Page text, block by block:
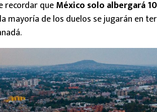
recordar queMéxico solo albergará
mayoría de los duelos se jugarán en